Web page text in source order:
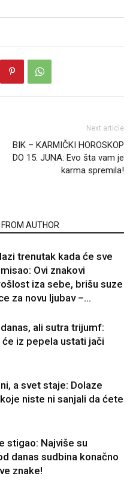
Next article
BIK – KARMIČKI HOROSKOP
DO 15. JUNA: Evo šta vam je
karma spremila!
FROM AUTHOR
trenutak kada će sve
Ovi znakovi
iza sebe, brišu suze
za novu ljubav –...
ali sutra trijumf:
iz pepela ustati jači
a svet staje: Dolaze
niste ni sanjali da ćete
stigao: Najviše su
danas sudbina konačno
znake!